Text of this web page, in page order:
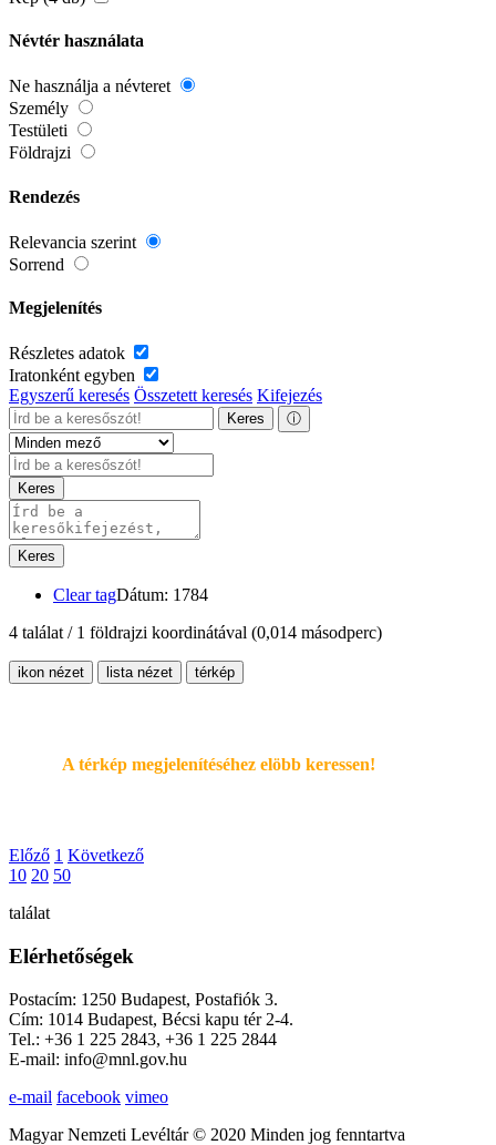
Névtér használata
Ne használja a névteret
Személy
Testületi
Földrajzi
Rendezés
Relevancia szerint
Sorrend
Megjelenítés
Részletes adatok
Iratonként egyben
Egyszerű keresés Összetett keresés Kifejezés
Keres ⓘ
Keres
Keres
Clear tagDátum: 1784
4 találat / 1 földrajzi koordinátával (0,014 másodperc)
ikon nézet lista nézet térkép
A térkép megjelenítéséhez elöbb keressen!
Előző 1 Következő
10 20 50
találat
Elérhetőségek
Postacím: 1250 Budapest, Postafiók 3.
Cím: 1014 Budapest, Bécsi kapu tér 2-4.
Tel.: +36 1 225 2843, +36 1 225 2844
E-mail: info@mnl.gov.hu
e-mail facebook vimeo
Magyar Nemzeti Levéltár © 2020 Minden jog fenntartva